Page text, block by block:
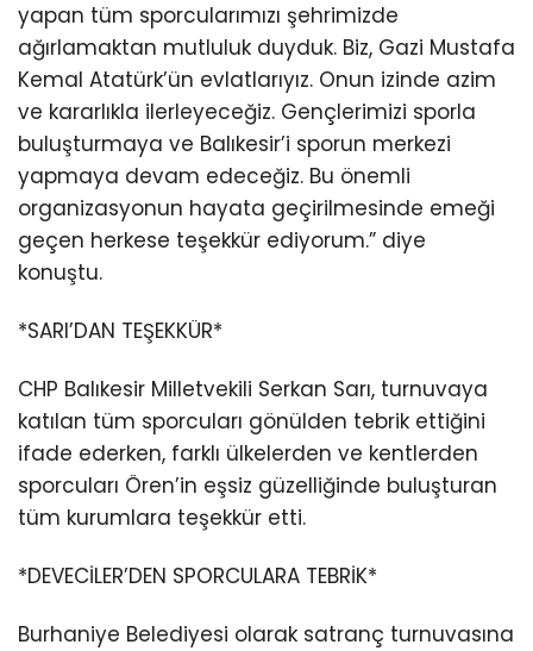
yapan tüm sporcularımızı şehrimizde
ağırlamaktan mutluluk duyduk. Biz, Gazi Mustafa
Kemal Atatürk’ün evlatlarıyız. Onun izinde azim
ve kararlıkla ilerleyeceğiz. Gençlerimizi sporla
buluşturmaya ve Balıkesir’i sporun merkezi
yapmaya devam edeceğiz. Bu önemli
organizasyonun hayata geçirilmesinde emeği
geçen herkese teşekkür ediyorum.” diye
konuştu.
*SARI’DAN TEŞEKKÜR*
CHP Balıkesir Milletvekili Serkan Sarı, turnuvaya
katılan tüm sporcuları gönülden tebrik ettiğini
ifade ederken, farklı ülkelerden ve kentlerden
sporcuları Ören’in eşsiz güzelliğinde buluşturan
tüm kurumlara teşekkür etti.
*DEVECİLER’DEN SPORCULARA TEBRİK*
Burhaniye Belediyesi olarak satranç turnuvasına